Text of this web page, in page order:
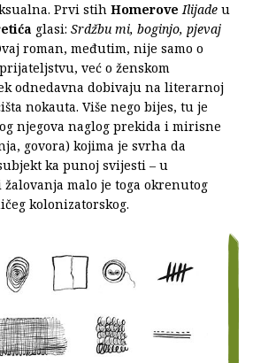
Prvi stih HomeroveIlijade u
glasi: Srdžbu mi, boginjo, pjevaj
roman, međutim, nije samo o
već o ženskom
odnedavna dobivaju na literarnoj
nokauta. Više nego bijes, tu je
njegova naglog prekida i mirisne
govora) kojima je svrha da
ka punoj svijesti – u
malo je toga okrenutog
kolonizatorskog.